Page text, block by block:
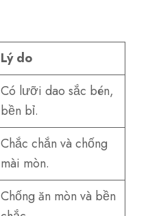
Lý do
Có lưỡi dao sắc bén,
bền bỉ.
Chắc chắn và chống
mài mòn.
Chống ăn mòn và bền